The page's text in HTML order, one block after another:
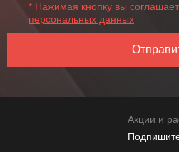
* Нажимая кнопку вы
персональных данных
Акции и